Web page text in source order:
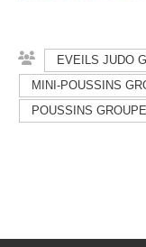
EVEILS JUDO
MINI-POUSSINS
POUSSINS